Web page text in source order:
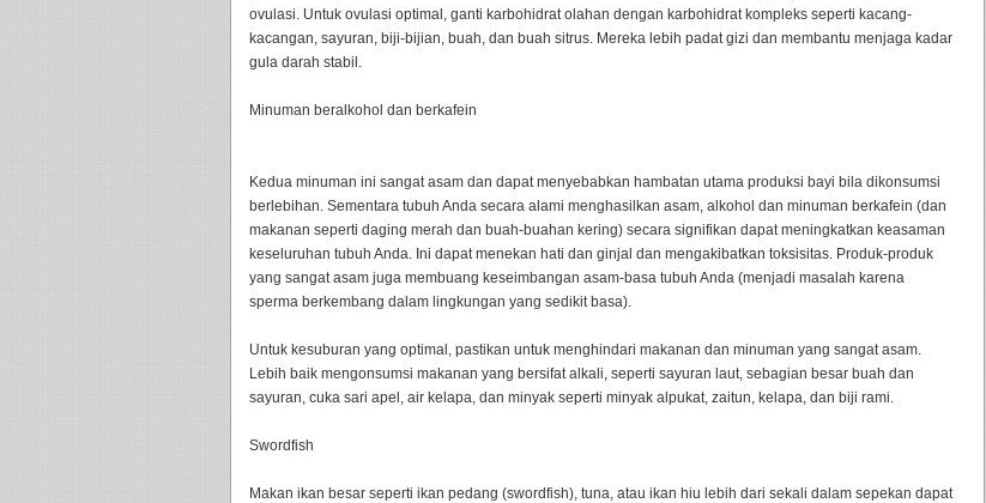
ovulasi. Untuk ovulasi optimal, ganti karbohidrat olahan dengan karbohidrat kompleks seperti kacang-
kacangan, sayuran, biji-bijian, buah, dan buah sitrus. Mereka lebih padat gizi dan membantu menjaga kadar
gula darah stabil.
Minuman beralkohol dan berkafein
Kedua minuman ini sangat asam dan dapat menyebabkan hambatan utama produksi bayi bila dikonsumsi
berlebihan. Sementara tubuh Anda secara alami menghasilkan asam, alkohol dan minuman berkafein (dan
makanan seperti daging merah dan buah-buahan kering) secara signifikan dapat meningkatkan keasaman
keseluruhan tubuh Anda. Ini dapat menekan hati dan ginjal dan mengakibatkan toksisitas. Produk-produk
yang sangat asam juga membuang keseimbangan asam-basa tubuh Anda (menjadi masalah karena
sperma berkembang dalam lingkungan yang sedikit basa).
Untuk kesuburan yang optimal, pastikan untuk menghindari makanan dan minuman yang sangat asam.
Lebih baik mengonsumsi makanan yang bersifat alkali, seperti sayuran laut, sebagian besar buah dan
sayuran, cuka sari apel, air kelapa, dan minyak seperti minyak alpukat, zaitun, kelapa, dan biji rami.
Swordfish
Makan ikan besar seperti ikan pedang (swordfish), tuna, atau ikan hiu lebih dari sekali dalam sepekan dapat